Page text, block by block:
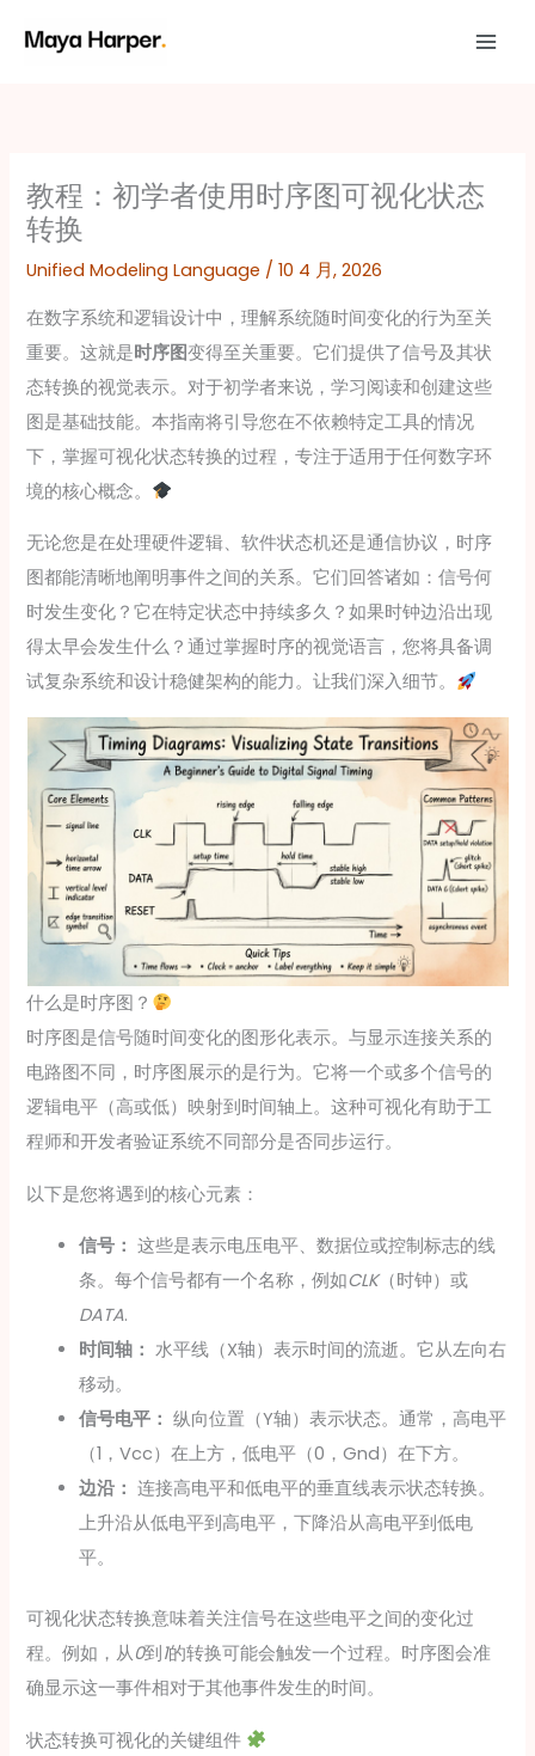
教程：初学者使用时序图可视化状态
转换
Unified Modeling Language /10 4 月, 2026
在数字系统和逻辑设计中，理解系统随时间变化的行为至关
重要。这就是时序图变得至关重要。它们提供了信号及其状
态转换的视觉表示。对于初学者来说，学习阅读和创建这些
图是基础技能。本指南将引导您在不依赖特定工具的情况
下，掌握可视化状态转换的过程，专注于适用于任何数字环
境的核心概念。
无论您是在处理硬件逻辑、软件状态机还是通信协议，时序
图都能清晰地阐明事件之间的关系。它们回答诸如：信号何
时发生变化？它在特定状态中持续多久？如果时钟边沿出现
得太早会发生什么？通过掌握时序的视觉语言，您将具备调
试复杂系统和设计稳健架构的能力。让我们深入细节。
什么是时序图？
时序图是信号随时间变化的图形化表示。与显示连接关系的
电路图不同，时序图展示的是行为。它将一个或多个信号的
逻辑电平（高或低）映射到时间轴上。这种可视化有助于工
程师和开发者验证系统不同部分是否同步运行。
以下是您将遇到的核心元素：
信号： 这些是表示电压电平、数据位或控制标志的线
条。每个信号都有一个名称，例如CLK（时钟）或
DATA.
时间轴： 水平线（X轴）表示时间的流逝。它从左向右
移动。
信号电平： 纵向位置（Y轴）表示状态。通常，高电平
（1，Vcc）在上方，低电平（0，Gnd）在下方。
边沿： 连接高电平和低电平的垂直线表示状态转换。
上升沿从低电平到高电平，下降沿从高电平到低电
平。
可视化状态转换意味着关注信号在这些电平之间的变化过
程。例如，从0到 1的转换可能会触发一个过程。时序图会准
确显示这一事件相对于其他事件发生的时间。
状态转换可视化的关键组件